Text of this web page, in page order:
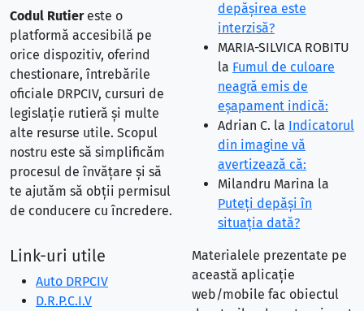
Codul Rutiereste o
platformă accesibilă pe
orice dispozitiv, oferind
chestionare, întrebările
oficiale DRPCIV, cursuri de
legislație rutieră și multe
alte resurse utile. Scopul
nostru este să simplificăm
procesul de învățare și să
te ajutăm să obții permisul
de conducere cu încredere.
depăşirea este
interzisă?
MARIA-SILVICA ROBITU
la Fumul de culoare
neagră emis de
eşapament indică:
Adrian C. la Indicatorul
din imagine vă
avertizează că:
Milandru Marina la
Puteţi depăşi în
situaţia dată?
Link-uri utile
Auto DRPCIV
D.R.P.C.I.V
Materialele prezentate pe
această aplicație
web/mobile fac obiectul